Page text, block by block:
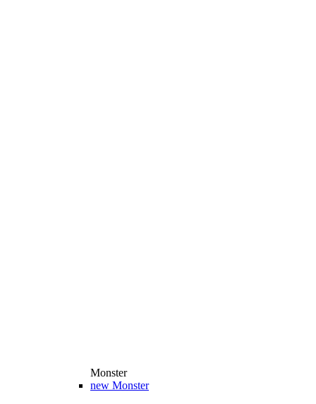
Monster
new Monster